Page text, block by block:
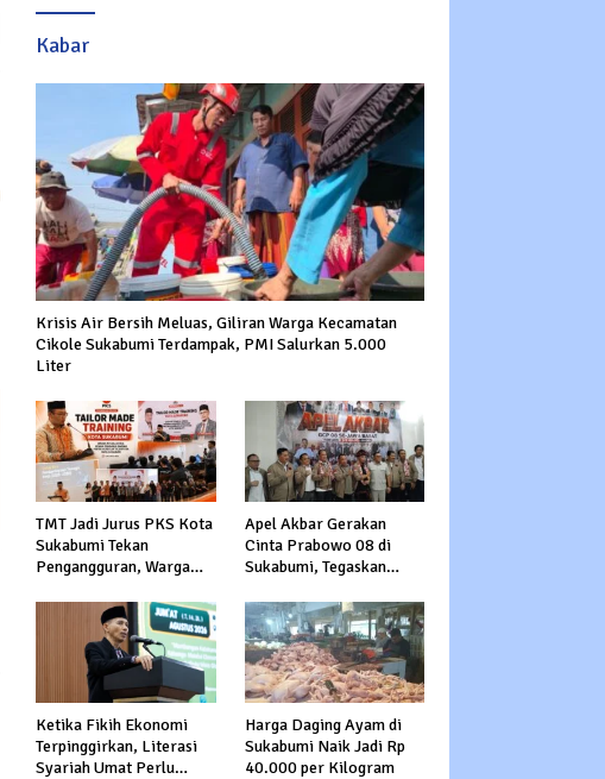
Kabar
Krisis Air Bersih Meluas, Giliran Warga Kecamatan
Cikole Sukabumi Terdampak, PMI Salurkan 5.000
Liter
TMT Jadi Jurus PKS Kota
Sukabumi Tekan
Pengangguran, Warga
hingga Kerja ke Luar
Apel Akbar Gerakan
Cinta Prabowo 08 di
Sukabumi, Tegaskan
Hadapi Serangan
terhadap Prabowo
Ketika Fikih Ekonomi
Terpinggirkan, Literasi
Syariah Umat Perlu
Harga Daging Ayam di
Sukabumi Naik Jadi Rp
40.000 per Kilogram